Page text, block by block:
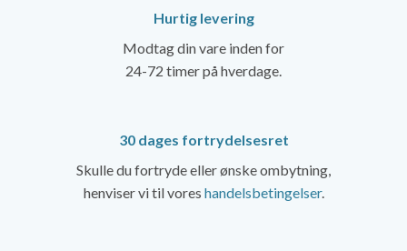
Hurtig levering
Modtag din vare inden for
24-72 timer på hverdage.
30 dages fortrydelsesret
Skulle du fortryde eller ønske ombytning,
henviser vi til vores handelsbetingelser.